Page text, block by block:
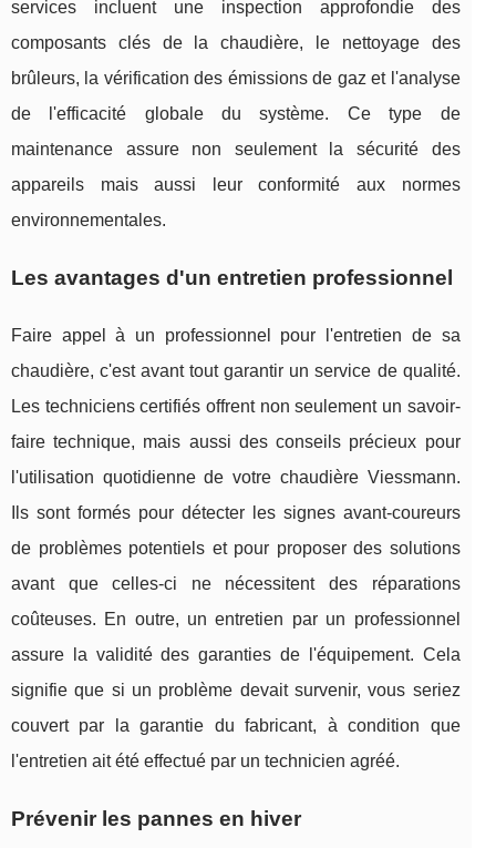
services incluent une inspection approfondie des
composants clés de la chaudière, le nettoyage des
brûleurs, la vérification des émissions de gaz et l'analyse
de l'efficacité globale du système. Ce type de
maintenance assure non seulement la sécurité des
appareils mais aussi leur conformité aux normes
environnementales.
Les avantages d'un entretien professionnel
Faire appel à un professionnel pour l'entretien de sa
chaudière, c'est avant tout garantir un service de qualité.
Les techniciens certifiés offrent non seulement un savoir-
faire technique, mais aussi des conseils précieux pour
l'utilisation quotidienne de votre chaudière Viessmann.
Ils sont formés pour détecter les signes avant-coureurs
de problèmes potentiels et pour proposer des solutions
avant que celles-ci ne nécessitent des réparations
coûteuses. En outre, un entretien par un professionnel
assure la validité des garanties de l'équipement. Cela
signifie que si un problème devait survenir, vous seriez
couvert par la garantie du fabricant, à condition que
l'entretien ait été effectué par un technicien agréé.
Prévenir les pannes en hiver